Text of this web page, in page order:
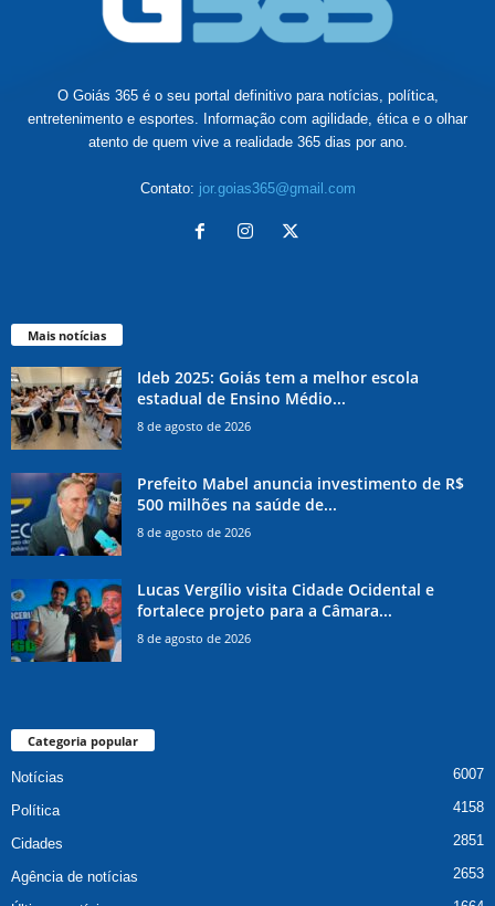
O Goiás 365 é o seu portal definitivo para notícias, política,
entretenimento e esportes. Informação com agilidade, ética e o olhar
atento de quem vive a realidade 365 dias por ano.
Contato: jor.goias365@gmail.com
Mais notícias
Ideb 2025: Goiás tem a melhor escola
estadual de Ensino Médio...
8 de agosto de 2026
Prefeito Mabel anuncia investimento de R$
500 milhões na saúde de...
8 de agosto de 2026
Lucas Vergílio visita Cidade Ocidental e
fortalece projeto para a Câmara...
8 de agosto de 2026
Categoria popular
Notícias 6007
Política 4158
Cidades 2851
Agência de notícias 2653